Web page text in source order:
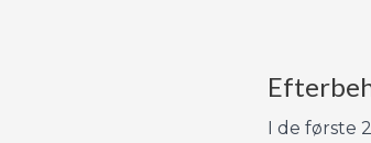
I de første